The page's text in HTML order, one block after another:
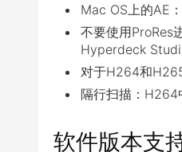
Mac OS上的AE
不要使用ProRes
Hyperdeck
对于H264和
隔行扫描：H264
软件版本支